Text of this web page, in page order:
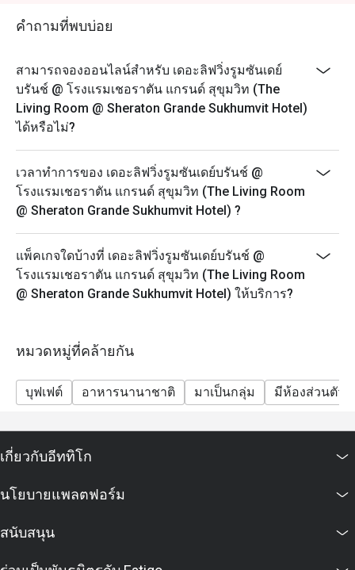
ยม
- เพื่อความสะดวกของคุณลูกค้า กรุณาแจ้งให้เราทราบ
หากคุณมีข้อจำกัดทางอาหาร อาการแพ้อาหาร หรือ
คำขอพิเศษ
เวลา 14.00-16.00 น.
ราคาเริ่มต้น 1,200++ บาท ต่อท่าน
- กรุณาจองล่วงหน้าอย่างน้อย 45 นาที ชุดน้ำชายามบ่าย
เนื่องจากอาหารบางรายการไม่สามารถจัดเตรียมล่วง
หน้าได้ เราขอขอบคุณลูกค้าที่เข้าใจ
- ในกรณีที่มีการจองเข้ามาแบบกะทันหัน โปรดทราบว่า
- เพื่อความสะดวกของคุณลูกค้า กรุณาแจ้งให้เราทราบ
หากคุณมีข้อจำกัดทางอาหาร อาการแพ้อาหาร หรือ
คำขอพิเศษ
มีทั้งบุฟเฟต์สุดอลังการและดนตรีแจ๊สสด ถือเป็นวิธีที่
ครอบครัว
-เด็ก (อายุ 3-12 ปี) 1,400++ บาท
คำถามที่พบบ่อย
สามารถจองออนไลน์สำหรับ เดอะลิฟวิ่งรูมซันเดย์
บรันช์ @ โรงแรมเชอราตัน แกรนด์ สุขุมวิท (The
Living Room @ Sheraton Grande Sukhumvit Hotel)
ได้หรือไม่?
เวลาทำการของ เดอะลิฟวิ่งรูมซันเดย์บรันช์ @
โรงแรมเชอราตัน แกรนด์ สุขุมวิท (The Living Room
@ Sheraton Grande Sukhumvit Hotel) ?
แพ็คเกจใดบ้างที่ เดอะลิฟวิ่งรูมซันเดย์บรันช์ @
โรงแรมเชอราตัน แกรนด์ สุขุมวิท (The Living Room
@ Sheraton Grande Sukhumvit Hotel) ให้บริการ?
หมวดหมู่ที่คล้ายกัน
บุฟเฟต์ อาหารนานาชาติ มาเป็นกลุ่ม มีห้องส่วนตัว
เกี่ยวกับอีททิโก
นโยบายแพลตฟอร์ม
สนับสนุน